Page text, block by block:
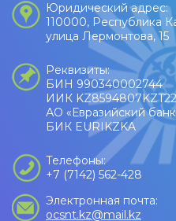
Юридический адрес:
110000, Республика
улица Лермонтова, 15
Реквизиты:
БИН 990340002744
ИИК
АО «Евразийский
БИК EURIKZKA
Телефоны:
+7 (7142) 562-428
Электронная почта:
ocsnt.kz@mail.kz